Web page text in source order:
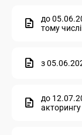
до
тому
з
до
акторингу